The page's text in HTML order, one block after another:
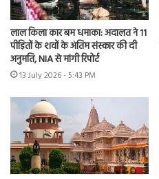
लाल किला कार बम धमाका: अदालत ने 11
पीड़ितों के शवों के अंतिम संस्कार की दी
अनुमति, NIA से मांगी रिपोर्ट
13 July 2026 - 5:43 PM